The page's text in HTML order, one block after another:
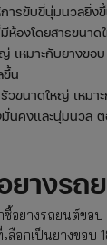
ารขับขี่นุ่มนวลยิ่ง
ห้องโดยสารขนา
เหมาะกับยางขอ
ขึ้น
วขนาดใหญ่ เหมา
มั่นคงและนุ่มนวล
ยางรถ
างรถยนต์ขอบ
ลือกเป็นยางขอ